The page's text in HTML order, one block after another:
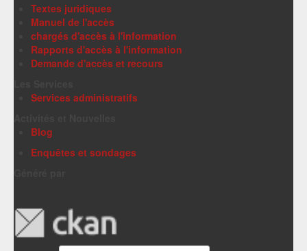
Textes juridiques
Manuel de l'accès
chargés d'accès à l'information
Rapports d'accès à l'information
Demande d'accès et recours
Services administratifs
Blog
Enquêtes et sondages